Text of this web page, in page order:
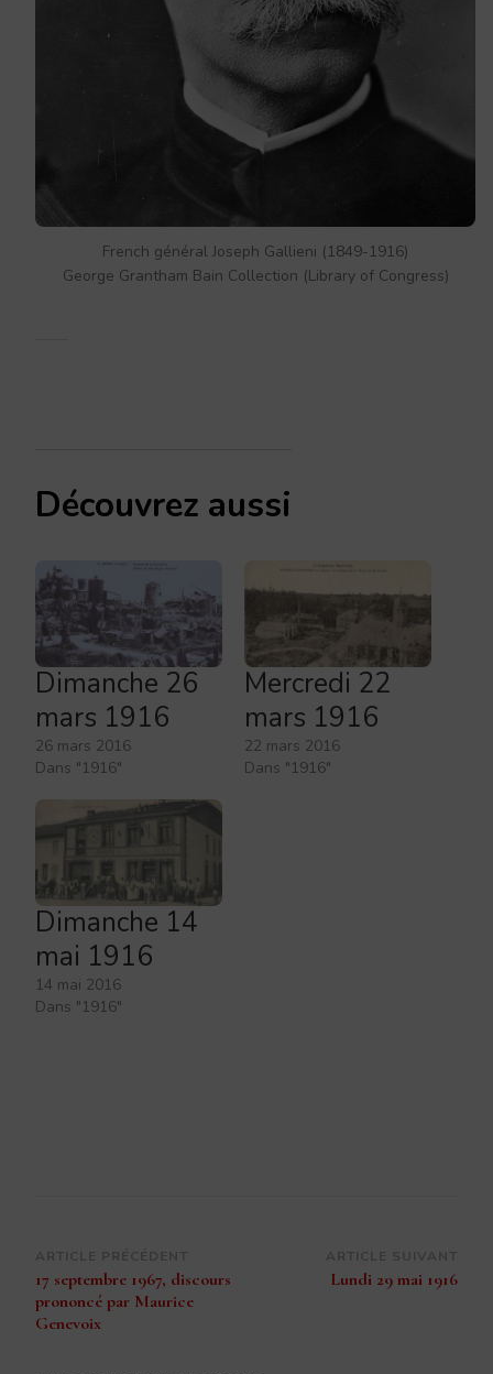
French général Joseph Gallieni (1849-1916)
George Grantham Bain Collection (Library of Congress)
Découvrez aussi
Dimanche 26
mars 1916
26 mars 2016
Dans "1916"
Mercredi 22
mars 1916
22 mars 2016
Dans "1916"
Dimanche 14
mai 1916
14 mai 2016
Dans "1916"
Navigation
d’article
17 septembre 1967, discours
prononcé par Maurice
Genevoix
Lundi 29 mai 1916